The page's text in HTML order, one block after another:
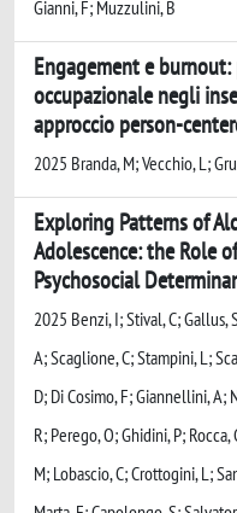
Gianni, F; Muzzulini, B
Engagement e
occupazionale negli
approccio person-
2025 Branda, M; Vecchio, L;
Exploring Patterns of
Adolescence: the Role
Psychosocial
2025 Benzi, I; Stival, C; Gallus,
A; Scaglione, C; Stampini, L;
D; Di Cosimo, F; Giannellini,
R; Perego, O; Ghidini, P;
M; Lobascio, C; Crottogini, L;